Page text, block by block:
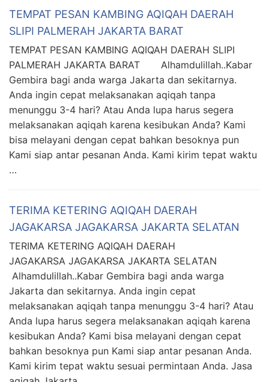
TEMPAT PESAN KAMBING AQIQAH DAERAH
SLIPI PALMERAH JAKARTA BARAT
TEMPAT PESAN KAMBING AQIQAH DAERAH SLIPI
PALMERAH JAKARTA BARAT Alhamdulillah..Kabar
Gembira bagi anda warga Jakarta dan sekitarnya.
Anda ingin cepat melaksanakan aqiqah tanpa
menunggu 3-4 hari? Atau Anda lupa harus segera
melaksanakan aqiqah karena kesibukan Anda? Kami
bisa melayani dengan cepat bahkan besoknya pun
Kami siap antar pesanan Anda. Kami kirim tepat waktu
…
TERIMA KETERING AQIQAH DAERAH
JAGAKARSA JAGAKARSA JAKARTA SELATAN
TERIMA KETERING AQIQAH DAERAH
JAGAKARSA JAGAKARSA JAKARTA SELATAN
Alhamdulillah..Kabar Gembira bagi anda warga
Jakarta dan sekitarnya. Anda ingin cepat
melaksanakan aqiqah tanpa menunggu 3-4 hari? Atau
Anda lupa harus segera melaksanakan aqiqah karena
kesibukan Anda? Kami bisa melayani dengan cepat
bahkan besoknya pun Kami siap antar pesanan Anda.
Kami kirim tepat waktu sesuai permintaan Anda. Jasa